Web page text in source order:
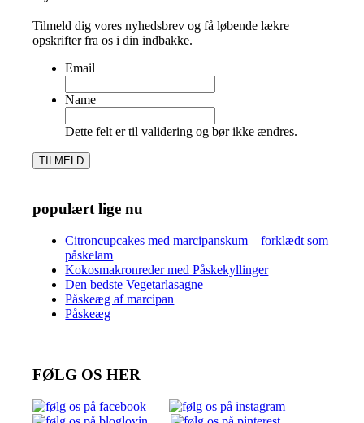
Tilmeld dig vores nyhedsbrev og få løbende lækre
opskrifter fra os i din indbakke.
Email
Name
Dette felt er til validering og bør ikke ændres.
populært lige nu
Citroncupcakes med marcipanskum – forklædt som
påskelam
Kokosmakronreder med Påskekyllinger
Den bedste Vegetarlasagne
Påskeæg af marcipan
Påskeæg
FØLG OS HER